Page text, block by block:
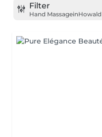
Filter
Hand MassageinHowald